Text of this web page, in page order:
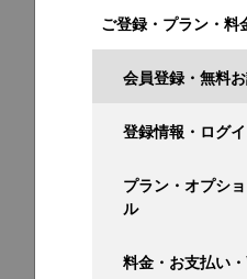
ご登録・プラン・料
会員登録・無料
登録情報・ログ
プラン・オプシ
ル
料金・お支払い